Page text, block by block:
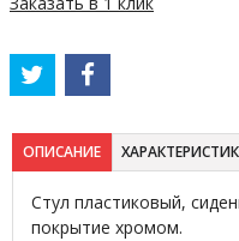
ОПИСАНИЕ
Стул пластиковый,
покрытие хромом.